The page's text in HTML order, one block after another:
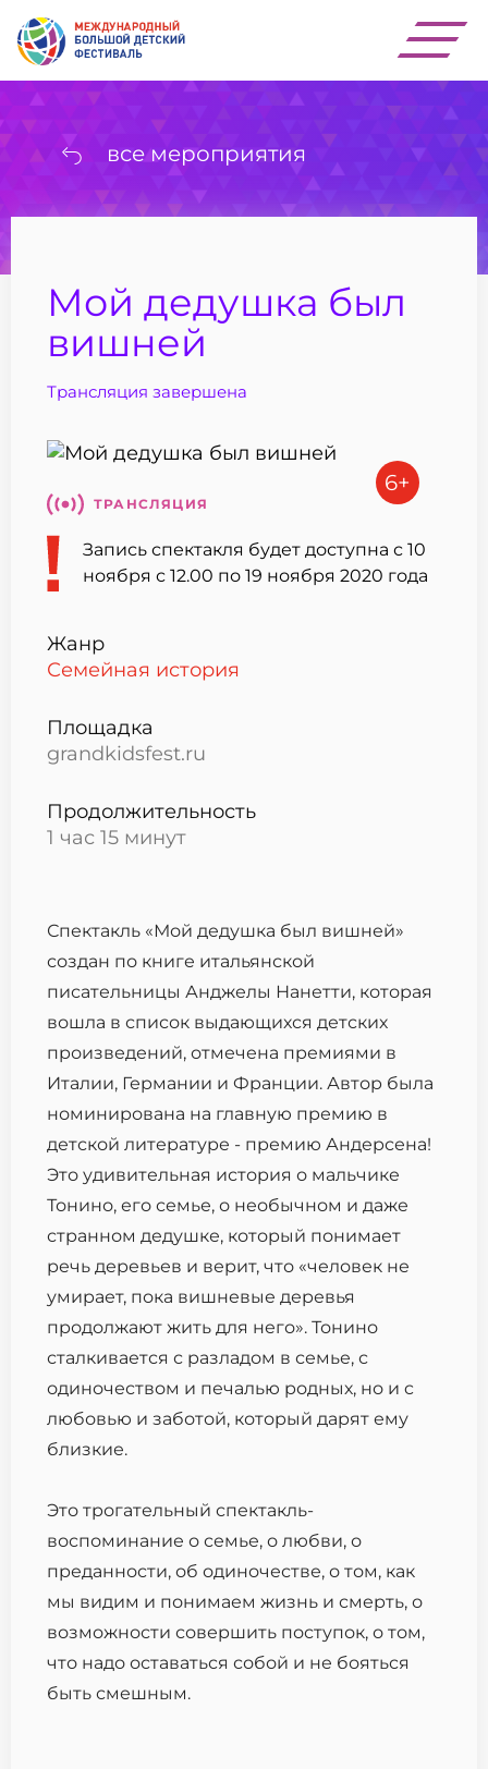
все мероприятия
Мой дедушка был
вишней
Трансляция завершена
6+
ТРАНСЛЯЦИЯ
Запись спектакля будет доступна с 10
ноября с 12.00 по 19 ноября 2020 года
Жанр
Семейная история
Площадка
grandkidsfest.ru
Продолжительность
1 час 15 минут
Спектакль «Мой дедушка был вишней»
создан по книге итальянской
писательницы Анджелы Нанетти, которая
вошла в список выдающихся детских
произведений, отмечена премиями в
Италии, Германии и Франции. Автор была
номинирована на главную премию в
детской литературе - премию Андерсена!
Это удивительная история о мальчике
Тонино, его семье, о необычном и даже
странном дедушке, который понимает
речь деревьев и верит, что «человек не
умирает, пока вишневые деревья
продолжают жить для него». Тонино
сталкивается с разладом в семье, с
одиночеством и печалью родных, но и c
любовью и заботой, который дарят ему
близкие.
Это трогательный спектакль-
воспоминание о семье, о любви, о
преданности, об одиночестве, о том, как
мы видим и понимаем жизнь и смерть, о
возможности совершить поступок, о том,
что надо оставаться собой и не бояться
быть смешным.